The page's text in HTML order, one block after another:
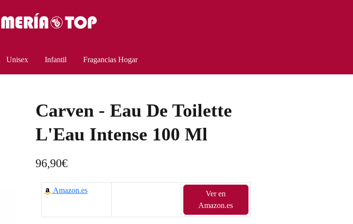
Unisex Infantil Fragancias Hogar
Carven - Eau De Toilette
L'Eau Intense 100 Ml
96,90€
Amazon.es
Ver en
Amazon.es